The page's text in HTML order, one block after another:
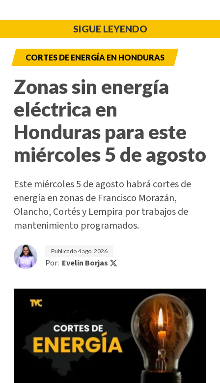
SIGUE LEYENDO
CORTES DE ENERGÍA EN HONDURAS
Zonas sin energía
eléctrica en
Honduras para este
miércoles 5 de agosto
Este miércoles 5 de agosto habrá cortes de
energía en zonas de Francisco Morazán,
Olancho, Cortés y Lempira por trabajos de
mantenimiento programados.
Publicado4 ago. 2026
Por: Evelin Borjas